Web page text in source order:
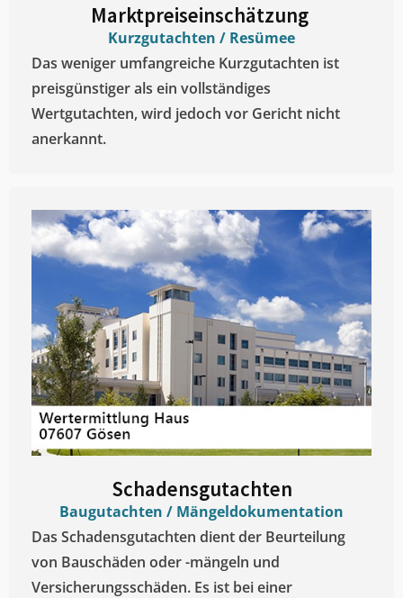
Marktpreiseinschätzung ​
Kurzgutachten / Resümee
Das weniger umfangreiche Kurzgutachten ist
preisgünstiger als ein vollständiges
Wertgutachten, wird jedoch vor Gericht nicht
anerkannt.
Schadensgutachten
Baugutachten / Mängeldokumentation
Das Schadensgutachten dient der Beurteilung
von Bauschäden oder -mängeln und
Versicherungsschäden. Es ist bei einer